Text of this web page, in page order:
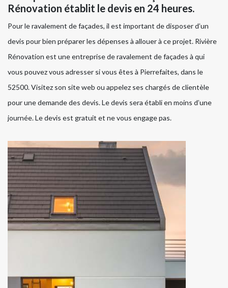
Rénovation établit le devis en 24 heures.
Pour le ravalement de façades, il est important de disposer d’un
devis pour bien préparer les dépenses à allouer à ce projet. Rivière
Rénovation est une entreprise de ravalement de façades à qui
vous pouvez vous adresser si vous êtes à Pierrefaites, dans le
52500. Visitez son site web ou appelez ses chargés de clientèle
pour une demande des devis. Le devis sera établi en moins d’une
journée. Le devis est gratuit et ne vous engage pas.